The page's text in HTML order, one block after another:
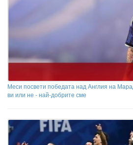
Меси посвети победата над Англия на
ви или не - най-добрите сме